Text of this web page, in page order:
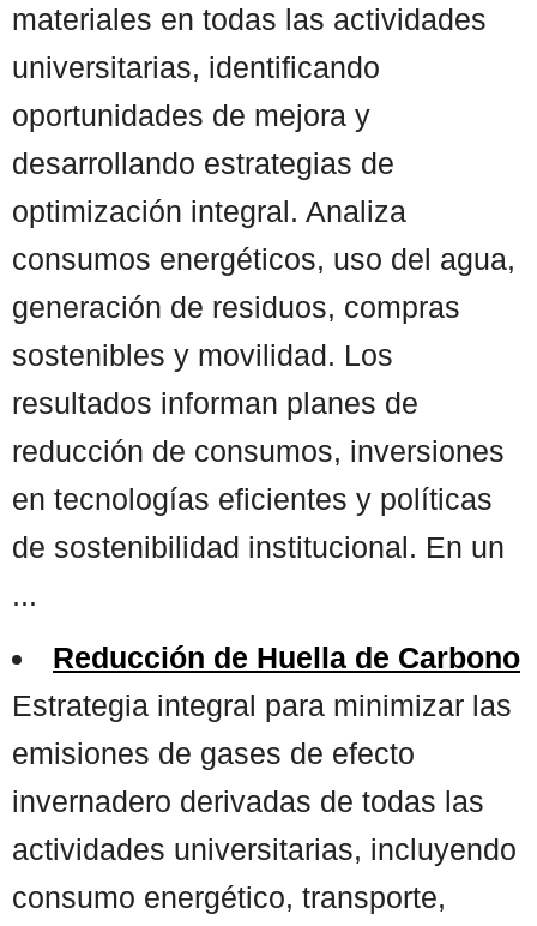
materiales en todas las actividades
universitarias, identificando
oportunidades de mejora y
desarrollando estrategias de
optimización integral. Analiza
consumos energéticos, uso del agua,
generación de residuos, compras
sostenibles y movilidad. Los
resultados informan planes de
reducción de consumos, inversiones
en tecnologías eficientes y políticas
de sostenibilidad institucional. En un
...
Reducción de Huella de Carbono
Estrategia integral para minimizar las
emisiones de gases de efecto
invernadero derivadas de todas las
actividades universitarias, incluyendo
consumo energético, transporte,